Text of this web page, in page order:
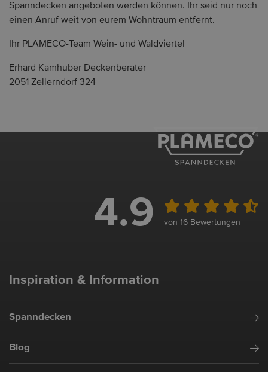
Spanndecken angeboten werden können. Ihr seid nur noch
einen Anruf weit von eurem Wohntraum entfernt.
Ihr PLAMECO-Team Wein- und Waldviertel
Erhard Kamhuber Deckenberater
2051 Zellerndorf 324
4.9 von 16 Bewertungen
Inspiration & Information
Spanndecken
Blog